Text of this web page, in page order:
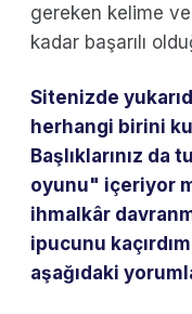
gereken kelime
kadar başarılı
Sitenizde
herhangi birini
Başlıklarınız
oyunu" içeriyor
ihmalkâr
ipucunu
aşağıdaki